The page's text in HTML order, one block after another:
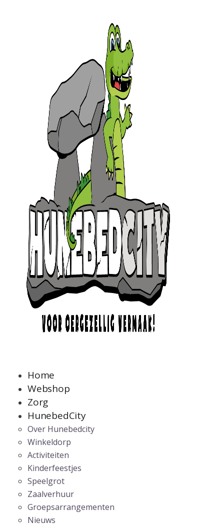
Home
Webshop
Zorg
HunebedCity
Over Hunebedcity
Winkeldorp
Activiteiten
Kinderfeestjes
Speelgrot
Zaalverhuur
Groepsarrangementen
Nieuws